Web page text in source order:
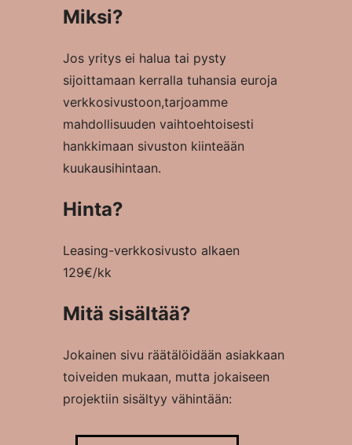
Miksi?
Jos yritys ei halua tai pysty
sijoittamaan kerralla tuhansia euroja
verkkosivustoon,tarjoamme
mahdollisuuden vaihtoehtoisesti
hankkimaan sivuston kiinteään
kuukausihintaan.
Hinta?
Leasing-verkkosivusto alkaen
129€/kk
Mitä sisältää?
Jokainen sivu räätälöidään asiakkaan
toiveiden mukaan, mutta jokaiseen
projektiin sisältyy vähintään: